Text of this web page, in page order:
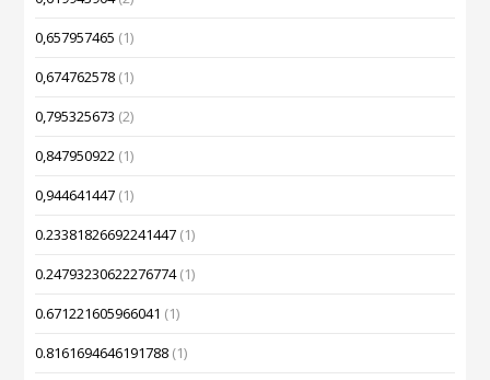
0,657957465 (1)
0,674762578 (1)
0,795325673 (2)
0,847950922 (1)
0,944641447 (1)
0.23381826692241447 (1)
0.24793230622276774(1)
0.671221605966041 (1)
0.8161694646191788 (1)